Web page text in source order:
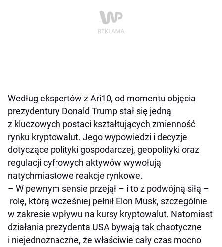
Według ekspertów z Ari10, od momentu objęcia
prezydentury Donald Trump stał się jedną
z kluczowych postaci kształtujących zmienność
rynku kryptowalut. Jego wypowiedzi i decyzje
dotyczące polityki gospodarczej, geopolityki oraz
regulacji cyfrowych aktywów wywołują
natychmiastowe reakcje rynkowe.
– W pewnym sensie przejął – i to z podwójną siłą –
rolę, którą wcześniej pełnił Elon Musk, szczególnie
w zakresie wpływu na kursy kryptowalut. Natomiast
działania prezydenta USA bywają tak chaotyczne
i niejednoznaczne, że właściwie cały czas mocno